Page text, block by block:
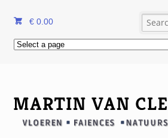
€ 0.00